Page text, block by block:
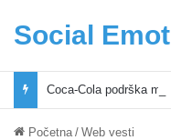
Social
Početna / Web vesti